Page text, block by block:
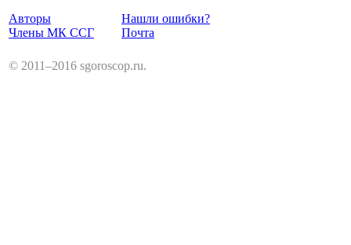
Авторы
Члены МК ССГ
Нашли ошибки?
Почта
© 2011–2016 sgoroscop.ru.